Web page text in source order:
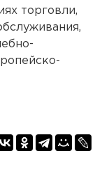
торговли,